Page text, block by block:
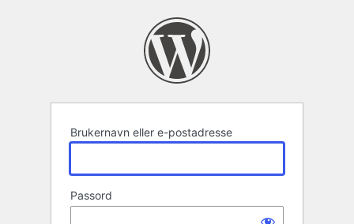
Brukernavn eller e-postadresse
Passord